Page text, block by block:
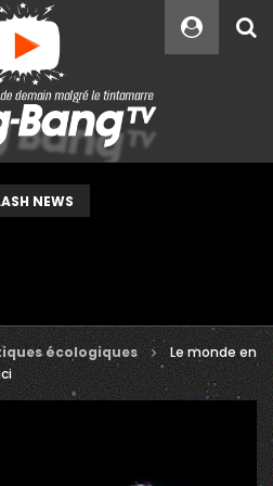
NEWS
écologiques
Le monde en
PATIENTER...